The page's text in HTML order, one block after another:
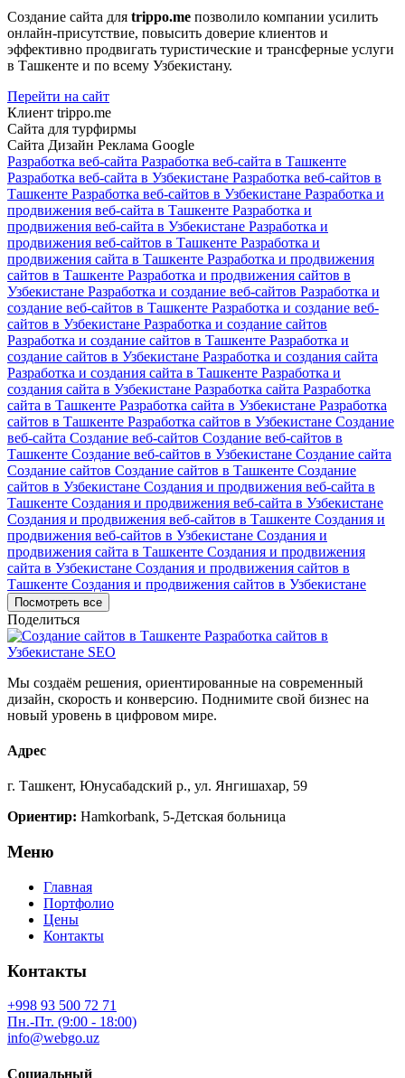
Создание сайта для trippo.me позволило компании усилить
онлайн-присутствие, повысить доверие клиентов и
эффективно продвигать туристические и трансферные услуги
в Ташкенте и по всему Узбекистану.
Перейти на сайт
Клиент trippo.me
Сайта для турфирмы
Сайта Дизайн Реклама Google
Разработка веб-сайта Разработка веб-сайта в Ташкенте
Разработка веб-сайта в Узбекистане Разработка веб-сайтов в
Ташкенте Разработка веб-сайтов в Узбекистане Разработка и
продвижения веб-сайта в Ташкенте Разработка и
продвижения веб-сайта в Узбекистане Разработка и
продвижения веб-сайтов в Ташкенте Разработка и
продвижения сайта в Ташкенте Разработка и продвижения
сайтов в Ташкенте Разработка и продвижения сайтов в
Узбекистане Разработка и создание веб-сайтов Разработка и
создание веб-сайтов в Ташкенте Разработка и создание веб-
сайтов в Узбекистане Разработка и создание сайтов
Разработка и создание сайтов в Ташкенте Разработка и
создание сайтов в Узбекистане Разработка и создания сайта
Разработка и создания сайта в Ташкенте Разработка и
создания сайта в Узбекистане Разработка сайта Разработка
сайта в Ташкенте Разработка сайта в Узбекистане Разработка
сайтов в Ташкенте Разработка сайтов в Узбекистане Создание
веб-сайта Создание веб-сайтов Создание веб-сайтов в
Ташкенте Создание веб-сайтов в Узбекистане Создание сайта
Создание сайтов Создание сайтов в Ташкенте Создание
сайтов в Узбекистане Создания и продвижения веб-сайта в
Ташкенте Создания и продвижения веб-сайта в Узбекистане
Создания и продвижения веб-сайтов в Ташкенте Создания и
продвижения веб-сайтов в Узбекистане Создания и
продвижения сайта в Ташкенте Создания и продвижения
сайта в Узбекистане Создания и продвижения сайтов в
Ташкенте Создания и продвижения сайтов в Узбекистане
Посмотреть все
Поделиться
Мы создаём решения, ориентированные на современный
дизайн, скорость и конверсию. Поднимите свой бизнес на
новый уровень в цифровом мире.
Адрес
г. Ташкент, Юнусабадский р., ул. Янгишахар, 59
Ориентир: Hamkorbank, 5-Детская больница
Меню
Главная
Портфолио
Цены
Контакты
Контакты
+998 93 500 72 71
Пн.-Пт. (9:00 - 18:00)
info@webgo.uz
Социальный